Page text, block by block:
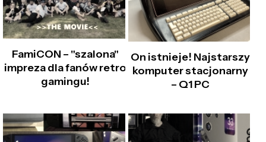
FamiCON – "szalona"
impreza dla fanów retro
gamingu!
On istnieje! Najstarszy
komputer stacjonarny
– Q1 PC